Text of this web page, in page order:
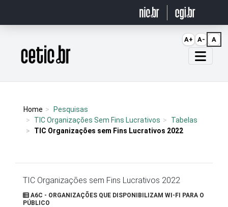
Página inicial
Home
Pesquisas
TIC Organizações Sem Fins Lucrativos
Tabelas
TIC Organizações sem Fins Lucrativos 2022
TIC Organizações sem Fins Lucrativos 2022
A6C - ORGANIZAÇÕES QUE DISPONIBILIZAM WI-FI PARA O
PÚBLICO
A+ A- A